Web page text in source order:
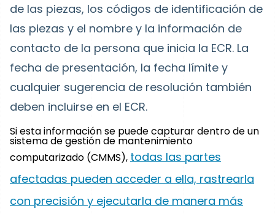
de las piezas, los códigos de identificación de
las piezas y el nombre y la información de
contacto de la persona que inicia la ECR. La
fecha de presentación, la fecha límite y
cualquier sugerencia de resolución también
deben incluirse en el ECR.
Si esta información se puede capturar dentro de un
sistema de gestión de mantenimiento
computarizado (CMMS), todas las partes
afectadas pueden acceder a ella, rastrearla
con precisión y ejecutarla de manera más